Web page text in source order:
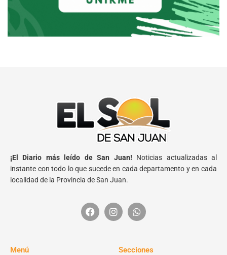
¡El Diario más leído de San Juan! Noticias actualizadas al
instante con todo lo que sucede en cada departamento y en cada
localidad de la Provincia de San Juan.
Menú Secciones